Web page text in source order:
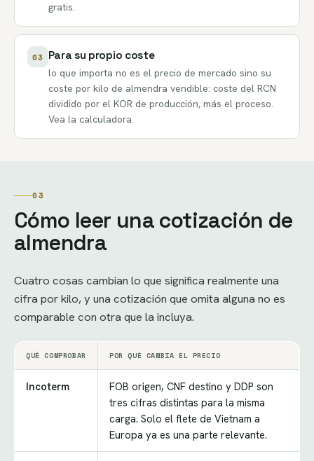
gratis.
03 Para su propio coste
lo que importa no es el precio de mercado sino su
coste por kilo de almendra vendible: coste del RCN
dividido por el KOR de producción, más el proceso.
Vea la calculadora.
03
Cómo leer una cotización de
almendra
Cuatro cosas cambian lo que significa realmente una
cifra por kilo, y una cotización que omita alguna no es
comparable con otra que la incluya.
QUÉ COMPROBAR POR QUÉ CAMBIA EL PRECIO
Incoterm
FOB origen, CNF destino y DDP son
tres cifras distintas para la misma
carga. Solo el flete de Vietnam a
Europa ya es una parte relevante.